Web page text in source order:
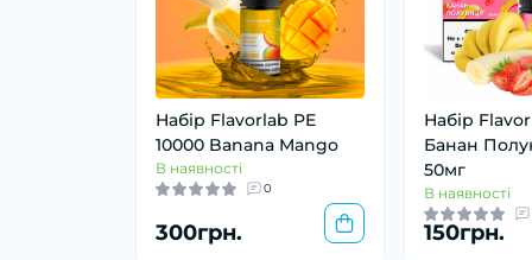
Набір Flavorlab PE
10000 Banana Mango
В наявності
0
300грн.
Набір
Банан
50мг
В наявності
150грн.